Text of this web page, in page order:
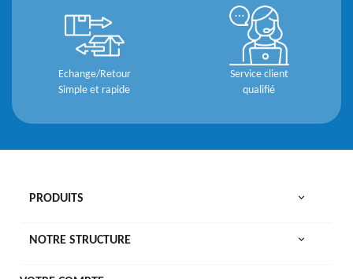
Echange/Retour
Simple et rapide
Service client
qualifié
PRODUITS 
NOTRE STRUCTURE 